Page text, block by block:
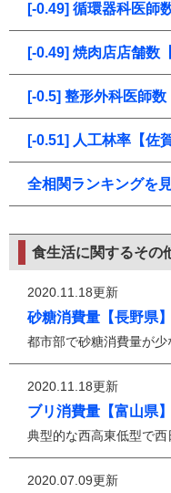
[-0.49] 循環器科医師
[-0.49] 焼肉店店舗数
[-0.5] 整形外科医師数
[-0.51] 人工林率【佐
全相関ランキングを
食生活に関するその
2020.11.18更新
砂糖消費量【長野県】
都市部で砂糖消費量が少
2020.11.18更新
ブリ消費量【富山県】
典型的な西高東低型で西
2020.07.09更新